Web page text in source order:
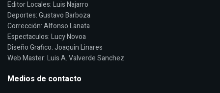
Editor Locales: Luis Najarro
Deportes: Gustavo Barboza
Corrección: Alfonso Lanata
Espectaculos: Lucy Novoa
Diseño Grafico: Joaquin Linares
Web Master: Luis A. Valverde Sanchez
Medios de contacto